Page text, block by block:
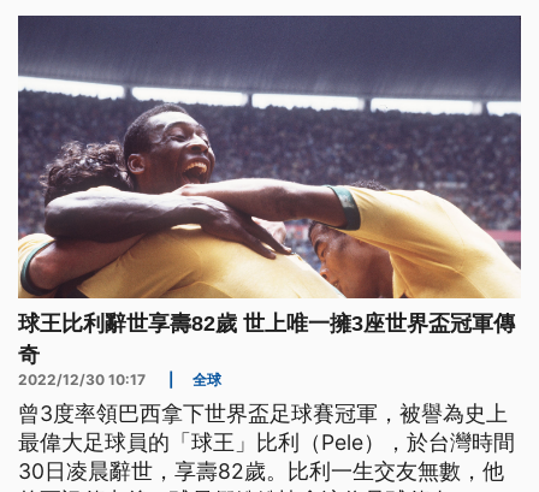
球王比利辭世享壽82歲 世上唯一擁3座世界盃冠軍傳
奇
2022/12/30 10:17 全球
曾3度率領巴西拿下世界盃足球賽冠軍，被譽為史上
最偉大足球員的「球王」比利（Pele），於台灣時間
30日凌晨辭世，享壽82歲。比利一生交友無數，他